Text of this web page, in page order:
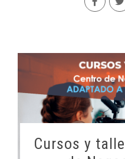
Cursos y